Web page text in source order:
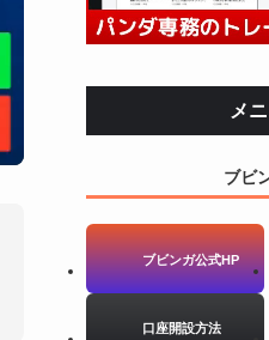
メ
ブビ
ブビンガ公式HP
口座開設方法